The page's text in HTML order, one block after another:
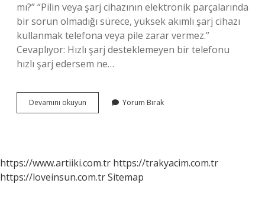
mı?” “Pilin veya şarj cihazının elektronik parçalarında
bir sorun olmadığı sürece, yüksek akımlı şarj cihazı
kullanmak telefona veya pile zarar vermez.”
Cevaplıyor: Hızlı şarj desteklemeyen bir telefonu
hızlı şarj edersem ne…
Devamını okuyun
Şarj
Mı
Yorum Bırak
https://www.artiiki.com.tr https://trakyacim.com.tr
https://loveinsun.com.trSitemap